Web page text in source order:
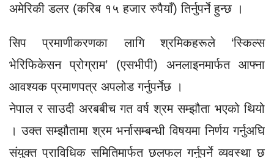
अमेरिकी डलर (करिब १५ हजार रुपैयाँ) तिर्नुपर्ने हुन्छ ।
सिप प्रमाणीकरणका लागि श्रमिकहरूले ‘स्किल्स
भेरिफिकेसन प्रोग्राम’ (एसभीपी) अनलाइनमार्फत आफ्ना
आवश्यक प्रमाणपत्र अपलोड गर्नुपर्नेछ ।
नेपाल र साउदी अरबबीच गत वर्ष श्रम सम्झौता भएको थियो
। उक्त सम्झौतामा श्रम भर्नासम्बन्धी विषयमा निर्णय गर्नुअघि
संयुक्त प्राविधिक समितिमार्फत छलफल गर्नुपर्ने व्यवस्था छ